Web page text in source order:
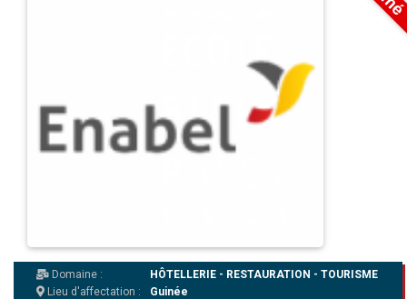
Domaine :
HÔTELLERIE - RESTAURATION - TOURISME
Lieu d'affectation :
Guinée